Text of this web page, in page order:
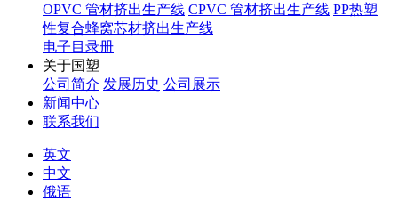
OPVC 管材挤出生产线 CPVC 管材挤出生产线 PP热塑
性复合蜂窝芯材挤出生产线
电子目录册
关于国塑
公司简介 发展历史 公司展示
新闻中心
联系我们
英文
中文
俄语